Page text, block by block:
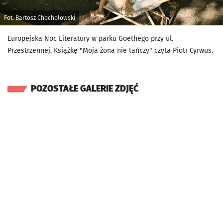
Fot. Bartosz Chochołowski
Europejska Noc Literatury w parku Goethego przy ul.
Przestrzennej. Książkę "Moja żona nie tańczy" czyta Piotr Cyrwus.
POZOSTAŁE GALERIE ZDJĘĆ